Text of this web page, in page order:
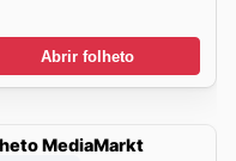
Abrir folheto
MediaMarkt